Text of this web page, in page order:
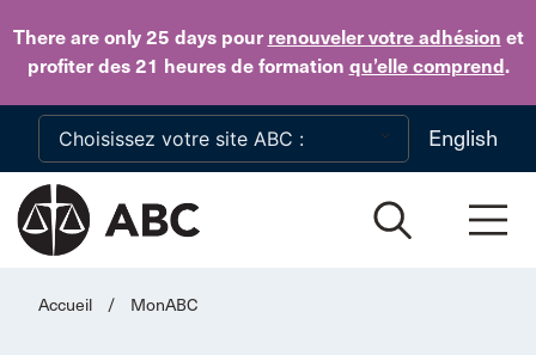
There are only 25 dayspour renouveler votre adhésion et
profiter des 21 heures de formation qu’elle comprend.
Skip to main content
English
Accueil / MonABC